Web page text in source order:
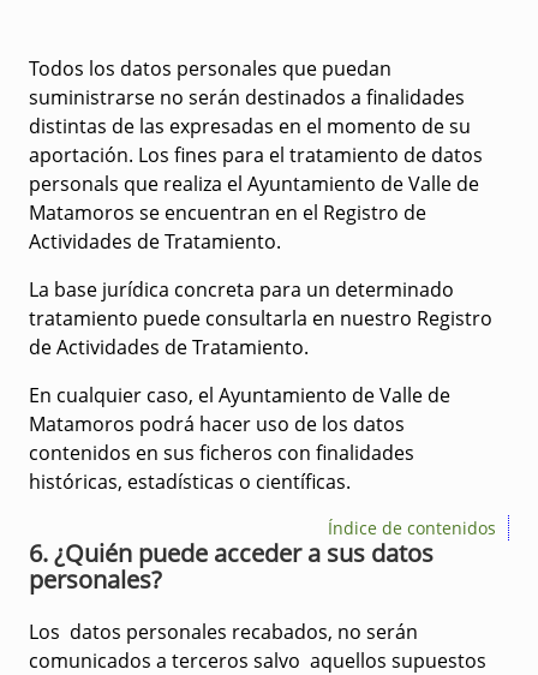
Todos los datos personales que puedan
suministrarse no serán destinados a finalidades
distintas de las expresadas en el momento de su
aportación. Los fines para el tratamiento de datos
personals que realiza el Ayuntamiento de Valle de
Matamoros se encuentran en el Registro de
Actividades de Tratamiento.
La base jurídica concreta para un determinado
tratamiento puede consultarla en nuestro Registro
de Actividades de Tratamiento.
En cualquier caso, el Ayuntamiento de Valle de
Matamoros podrá hacer uso de los datos
contenidos en sus ficheros con finalidades
históricas, estadísticas o científicas.
Índice de contenidos
6. ¿Quién puede acceder a sus datos
personales?
Los datos personales recabados, no serán
comunicados a terceros salvo aquellos supuestos